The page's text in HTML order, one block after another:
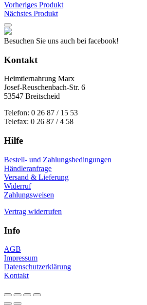
Vorheriges Produkt
Nächstes Produkt
Besuchen Sie uns auch bei facebook!
Kontakt
Heimtiernahrung Marx
Josef-Reuschenbach-Str. 6
53547 Breitscheid
Telefon: 0 26 87 / 15 53
Telefax: 0 26 87 / 4 58
Hilfe
Bestell- und Zahlungsbedingungen
Händleranfrage
Versand & Lieferung
Widerruf
Zahlungsweisen
Vertrag widerrufen
Info
AGB
Impressum
Datenschutzerklärung
Kontakt